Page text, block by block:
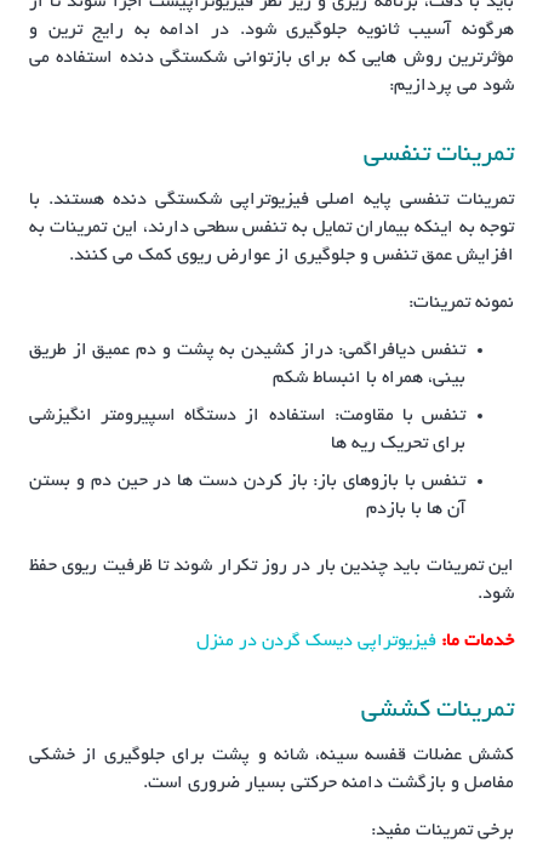
هرگونه آسیب ثانویه جلوگیری شود. در ادامه به رایج ترین و
مؤثرترین روش هایی که برای بازتوانی شکستگی دنده استفاده می
شود می پردازیم:
تمرینات تنفسی
تمرینات تنفسی پایه اصلی فیزیوتراپی شکستگی دنده هستند. با
توجه به اینکه بیماران تمایل به تنفس سطحی دارند، این تمرینات به
افزایش عمق تنفس و جلوگیری از عوارض ریوی کمک می کنند.
نمونه تمرینات:
تنفس دیافراگمی: دراز کشیدن به پشت و دم عمیق از طریق
بینی، همراه با انبساط شکم
تنفس با مقاومت: استفاده از دستگاه اسپیرومتر انگیزشی
برای تحریک ریه ها
تنفس با بازوهای باز: باز کردن دست ها در حین دم و بستن
آن ها با بازدم
این تمرینات باید چندین بار در روز تکرار شوند تا ظرفیت ریوی حفظ
شود.
خدمات ما: فیزیوتراپی دیسک گردن در منزل
تمرینات کششی
کشش عضلات قفسه سینه، شانه و پشت برای جلوگیری از خشکی
مفاصل و بازگشت دامنه حرکتی بسیار ضروری است.
برخی تمرینات مفید: